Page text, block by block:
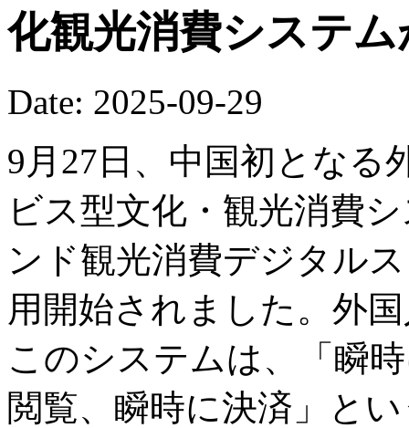
化観光消費システ
Date: 2025-09-29
9月27日、中国初となる
ビス型文化・観光消費
ンド観光消費デジタル
用開始されました。外
このシステムは、「瞬
閲覧、瞬時に決済」と